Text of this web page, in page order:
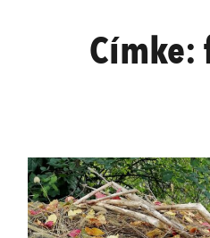
Címke: